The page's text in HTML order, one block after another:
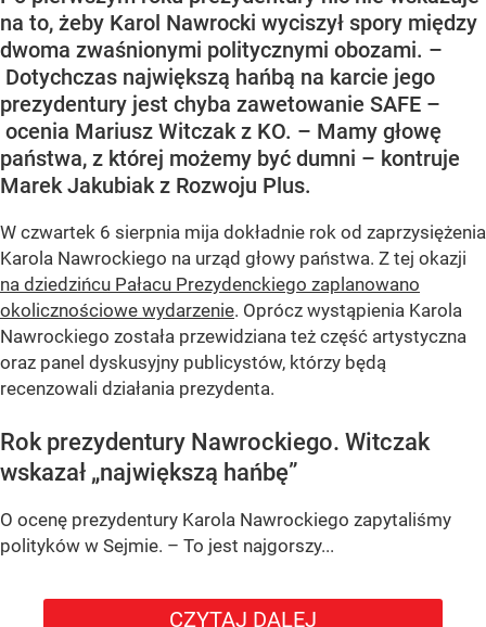
na to, żeby Karol Nawrocki wyciszył spory między
dwoma zwaśnionymi politycznymi obozami. –
Dotychczas największą hańbą na karcie jego
prezydentury jest chyba zawetowanie SAFE –
ocenia Mariusz Witczak z KO. – Mamy głowę
państwa, z której możemy być dumni – kontruje
Marek Jakubiak z Rozwoju Plus.
W czwartek 6 sierpnia mija dokładnie rok od zaprzysiężenia
Karola Nawrockiego na urząd głowy państwa. Z tej okazji
na dziedzińcu Pałacu Prezydenckiego zaplanowano
okolicznościowe wydarzenie. Oprócz wystąpienia Karola
Nawrockiego została przewidziana też część artystyczna
oraz panel dyskusyjny publicystów, którzy będą
recenzowali działania prezydenta.
Rok prezydentury Nawrockiego. Witczak
wskazał „największą hańbę”
O ocenę prezydentury Karola Nawrockiego zapytaliśmy
polityków w Sejmie. – To jest najgorszy...
CZYTAJ DALEJ